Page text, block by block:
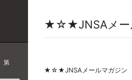
第
★☆★JNSAメ
★☆★JNSAメールマガジ